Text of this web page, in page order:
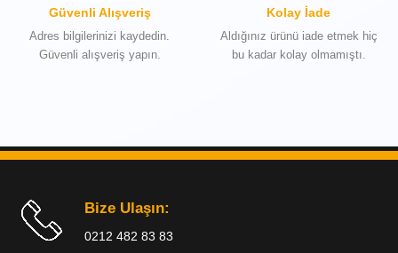
Güvenli Alışveriş
Adres bilgilerinizi kaydedin.
Güvenli alışveriş yapın.
Kolay İade
Aldığınız ürünü iade etmek hiç
bu kadar kolay olmamıştı.
Bize Ulaşın:
0212 482 83 83